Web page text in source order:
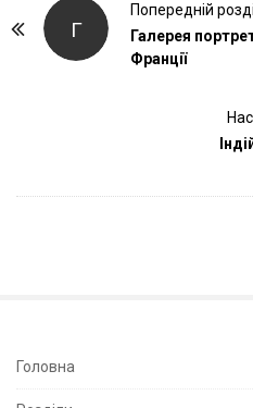
Г
Попередній
Галерея
Франції
S
Головна